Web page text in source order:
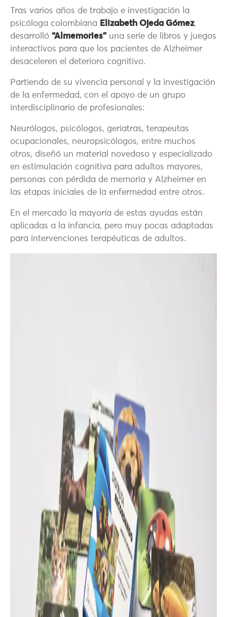
Tras varios años de trabajo e investigación la
psicóloga colombiana Elizabeth Ojeda Gómez,
desarrolló “Almemories” una serie de libros y juegos
interactivos para que los pacientes de Alzheimer
desaceleren el deterioro cognitivo.
Partiendo de su vivencia personal y la investigación
de la enfermedad, con el apoyo de un grupo
interdisciplinario de profesionales:
Neurólogos, psicólogos, geriatras, terapeutas
ocupacionales, neuropsicólogos, entre muchos
otros, diseñó un material novedoso y especializado
en estimulación cognitiva para adultos mayores,
personas con pérdida de memoria y Alzheimer en
las etapas iniciales de la enfermedad entre otros.
En el mercado la mayoría de estas ayudas están
aplicadas a la infancia, pero muy pocas adaptadas
para intervenciones terapéuticas de adultos.